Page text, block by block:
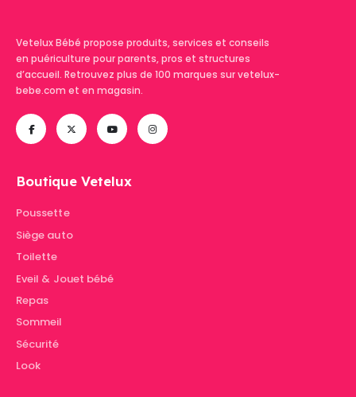
Vetelux Bébé propose produits, services et conseils
en puériculture pour parents, pros et structures
d’accueil. Retrouvez plus de 100 marques sur vetelux-
bebe.com et en magasin.
Boutique Vetelux
Poussette
Siège auto
Toilette
Eveil & Jouet bébé
Repas
Sommeil
Sécurité
Look